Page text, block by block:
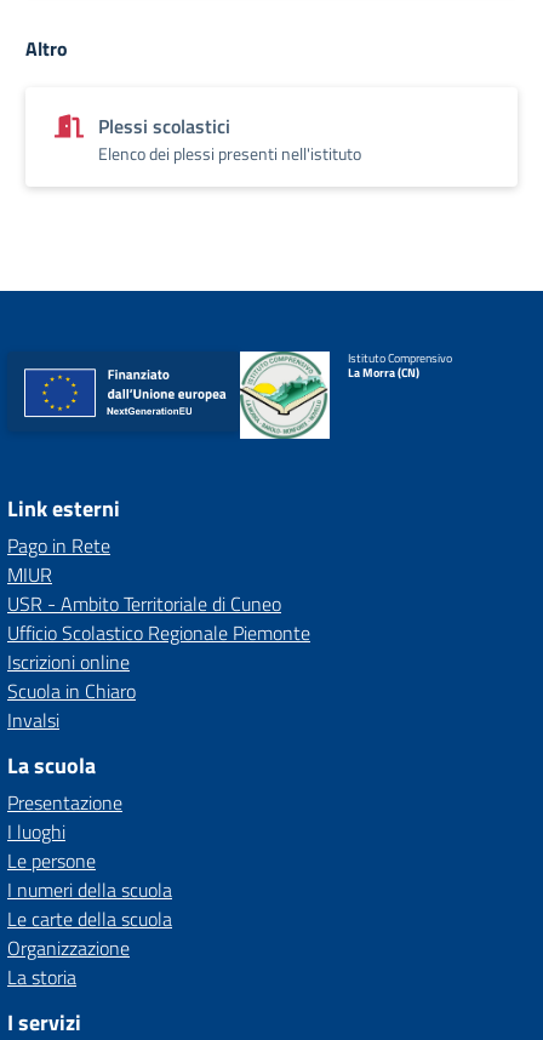
Altro
Plessi scolastici
Elenco dei plessi presenti nell'istituto
Istituto Comprensivo
La Morra (CN)
Link esterni
Pago in Rete
MIUR
USR - Ambito Territoriale di Cuneo
Ufficio Scolastico Regionale Piemonte
Iscrizioni online
Scuola in Chiaro
Invalsi
La scuola
Presentazione
I luoghi
Le persone
I numeri della scuola
Le carte della scuola
Organizzazione
La storia
I servizi